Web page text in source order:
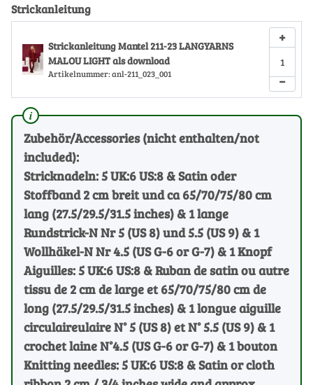
Strickanleitung
Strickanleitung Mantel 211-23 LANGYARNS
MALOU LIGHT als download
Artikelnummer: anl-211_023_001 −
+
Zubehör/Accessories (nicht enthalten/not
included):
Stricknadeln: 5 UK:6 US:8 & Satin oder
Stoffband 2 cm breit und ca 65/70/75/80 cm
lang (27.5/29.5/31.5 inches) & 1 lange
Rundstrick-N Nr 5 (US 8) und 5.5 (US 9) & 1
Wollhäkel-N Nr 4.5 (US G-6 or G-7) & 1 Knopf
Aiguilles: 5 UK:6 US:8 & Ruban de satin ou autre
tissu de 2 cm de large et 65/70/75/80 cm de
long (27.5/29.5/31.5 inches) & 1 longue aiguille
circulaireulaire N° 5 (US 8) et N° 5.5 (US 9) & 1
crochet laine N°4.5 (US G-6 or G-7) & 1 bouton
Knitting needles: 5 UK:6 US:8 & Satin or cloth